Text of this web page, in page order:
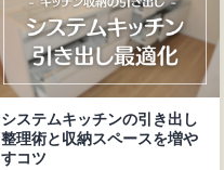
システムキッチンの引き出し
整理術と収納スペースを増や
すコツ